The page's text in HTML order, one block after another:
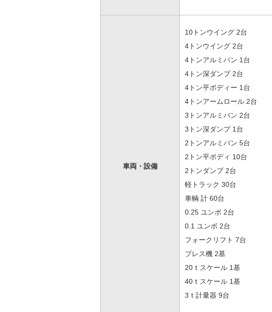
車両・ 設備
10トンウイング 2台
4トンウイング 2台
4トンアルミバン 1台
4トン深ダンプ 2台
4トン平ボディー 1台
4トンアームロール 2台
3トンアルミバン 2台
3トン深ダンプ 1台
2トンアルミバン 5台
2トン平ボディ 10台
2トンダンプ 2台
軽トラック 30台
車輌 計 60台
0.25 ユンボ 2台
0.1 ユンボ 2台
フォークリフト 7台
プレス機 2基
20ｔスケール 1基
40ｔスケール 1基
3ｔ計量器 9台